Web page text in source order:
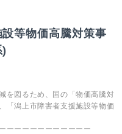
等物価高騰対策事
を図るため、国の「物価高騰対
「潟上市障害者支援施設等物価
ーーーーーーーーーーー